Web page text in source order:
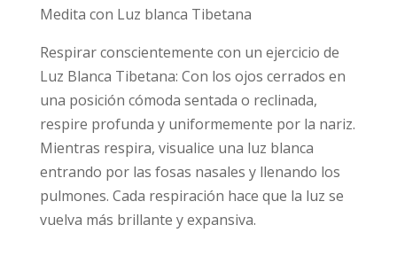
Medita con Luz blanca Tibetana
Respirar conscientemente con un ejercicio de
Luz Blanca Tibetana: Con los ojos cerrados en
una posición cómoda sentada o reclinada,
respire profunda y uniformemente por la nariz.
Mientras respira, visualice una luz blanca
entrando por las fosas nasales y llenando los
pulmones. Cada respiración hace que la luz se
vuelva más brillante y expansiva.